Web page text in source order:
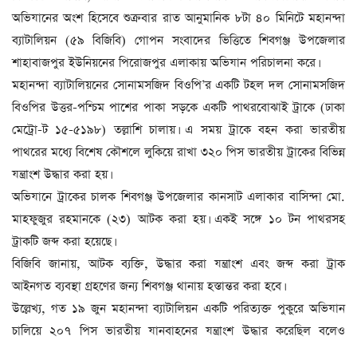
অভিযানের অংশ হিসেবে শুক্রবার রাত আনুমানিক ৮টা ৪০ মিনিটে মহানন্দা
ব্যাটালিয়ন (৫৯ বিজিবি) গোপন সংবাদের ভিত্তিতে শিবগঞ্জ উপজেলার
শাহাবাজপুর ইউনিয়নের পিরোজপুর এলাকায় অভিযান পরিচালনা করে।
মহানন্দা ব্যাটালিয়নের সোনামসজিদ বিওপি’র একটি টহল দল সোনামসজিদ
বিওপির উত্তর-পশ্চিম পাশের পাকা সড়কে একটি পাথরবোঝাই ট্রাকে (ঢাকা
মেট্রো-ট ১৫-৫১৯৮) তল্লাশি চালায়। এ সময় ট্রাকে বহন করা ভারতীয়
পাথরের মধ্যে বিশেষ কৌশলে লুকিয়ে রাখা ৩২০ পিস ভারতীয় ট্রাকের বিভিন্ন
যন্ত্রাংশ উদ্ধার করা হয়।
অভিযানে ট্রাকের চালক শিবগঞ্জ উপজেলার কানসাট এলাকার বাসিন্দা মো.
মাহফুজুর রহমানকে (২৩) আটক করা হয়। একই সঙ্গে ১০ টন পাথরসহ
ট্রাকটি জব্দ করা হয়েছে।
বিজিবি জানায়, আটক ব্যক্তি, উদ্ধার করা যন্ত্রাংশ এবং জব্দ করা ট্রাক
আইনগত ব্যবস্থা গ্রহণের জন্য শিবগঞ্জ থানায় হস্তান্তর করা হবে।
উল্লেখ্য, গত ১৯ জুন মহানন্দা ব্যাটালিয়ন একটি পরিত্যক্ত পুকুরে অভিযান
চালিয়ে ২০৭ পিস ভারতীয় যানবাহনের যন্ত্রাংশ উদ্ধার করেছিল বলেও